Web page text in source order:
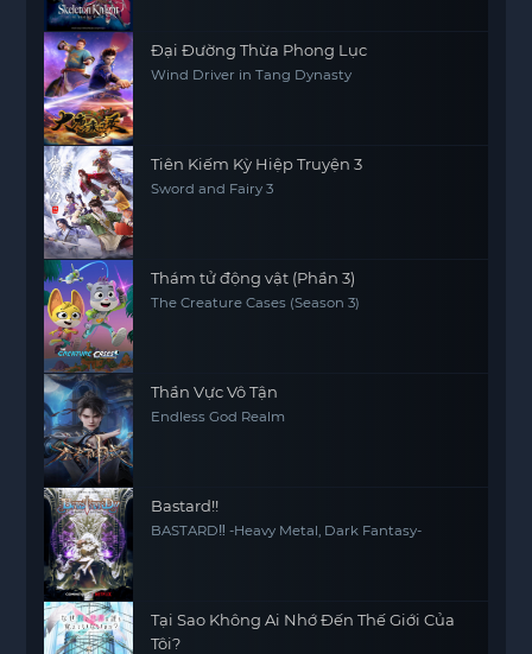
Đại Đường Thừa Phong Lục
Wind Driver in Tang Dynasty
Tiên Kiếm Kỳ Hiệp Truyện 3
Sword and Fairy 3
Thám tử động vật (Phần 3)
The Creature Cases (Season 3)
Thần Vực Vô Tận
Endless God Realm
Bastard!!
BASTARD‼ -Heavy Metal, Dark Fantasy-
Tại Sao Không Ai Nhớ Đến Thế Giới Của
Tôi?